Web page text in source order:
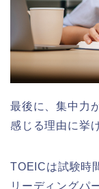
最後に、集中力
感じる理由に挙
TOEICは試験時
リーディングパ